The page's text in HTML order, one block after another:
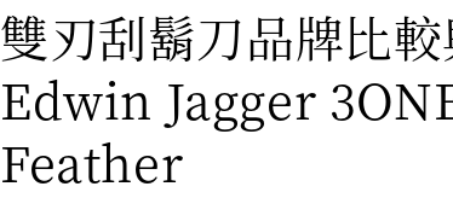
雙刃刮鬍刀品牌比較
Edwin Jagger
Feather